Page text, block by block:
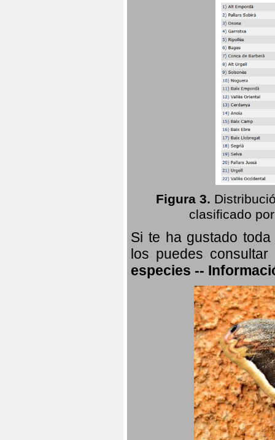
Figura 3.
clasificado
Si te ha gustado
los puedes
especies --